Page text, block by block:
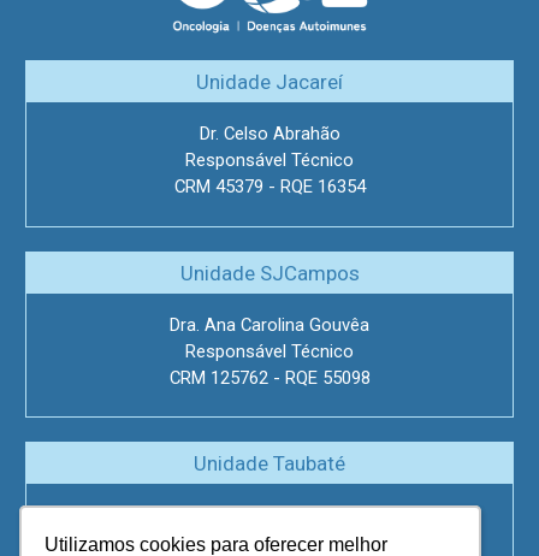
Utilizamos cookies para oferecer melhor
Utilizamos cookies para oferecer melhor
Unidade Jacareí
Dr. Celso Abrahão
Responsável Técnico
CRM 45379 - RQE 16354
Unidade SJCampos
Dra. Ana Carolina Gouvêa
Responsável Técnico
CRM 125762 - RQE 55098
Unidade Taubaté
Dra. Maria Fernanda de Oliveira
Responsável Técnico